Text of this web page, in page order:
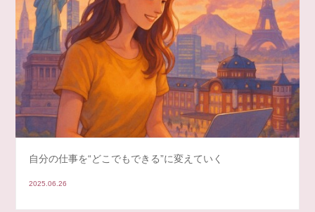
自分の仕事を“どこでもできる”に変えていく
2025.06.26